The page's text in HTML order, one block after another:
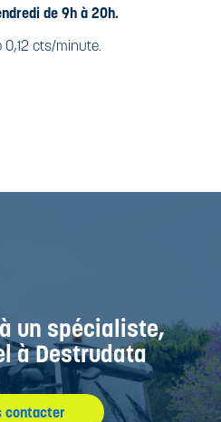
de 9h à 20h.
0,12 cts/minute.
un spécialiste,
à Destrudata
contacter